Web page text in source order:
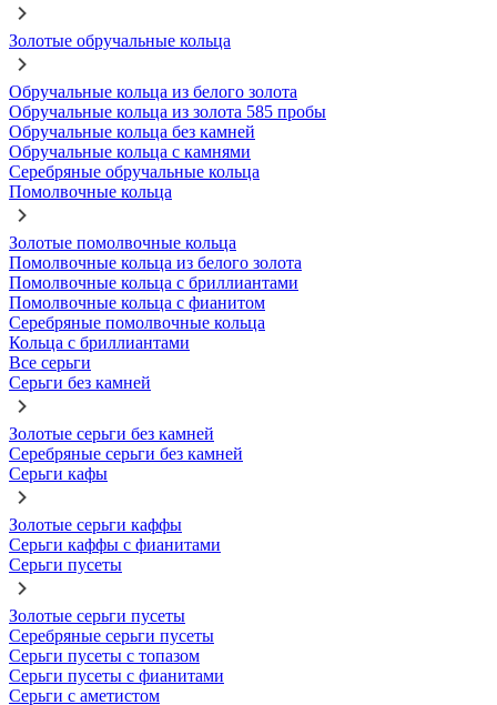
Золотые обручальные кольца
Обручальные кольца из белого золота
Обручальные кольца из золота 585 пробы
Обручальные кольца без камней
Обручальные кольца с камнями
Серебряные обручальные кольца
Помолвочные кольца
Золотые помолвочные кольца
Помолвочные кольца из белого золота
Помолвочные кольца с бриллиантами
Помолвочные кольца с фианитом
Серебряные помолвочные кольца
Кольца с бриллиантами
Все серьги
Серьги без камней
Золотые серьги без камней
Серебряные серьги без камней
Серьги кафы
Золотые серьги каффы
Серьги каффы с фианитами
Серьги пусеты
Золотые серьги пусеты
Серебряные серьги пусеты
Серьги пусеты с топазом
Серьги пусеты с фианитами
Серьги с аметистом